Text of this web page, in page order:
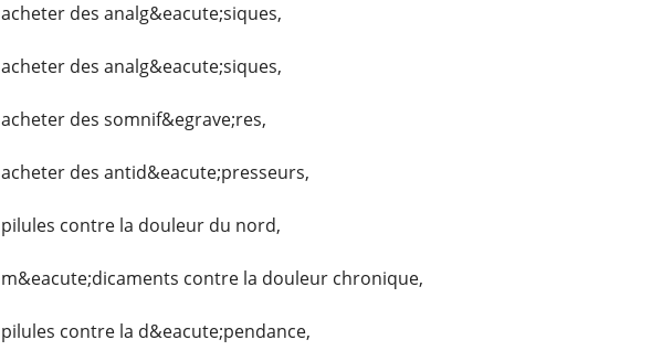
acheter des analg&eacute;siques,
acheter des analg&eacute;siques,
acheter des somnif&egrave;res,
acheter des antid&eacute;presseurs,
pilules contre la douleur du nord,
m&eacute;dicaments contre la douleur chronique,
pilules contre la d&eacute;pendance,